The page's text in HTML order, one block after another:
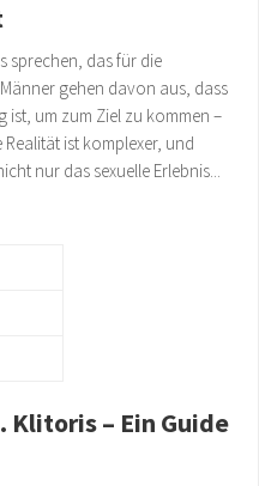
sprechen, das für die
gehen davon aus, dass
ist, um zum Ziel zu kommen –
ist komplexer, und
nur das sexuelle Erlebnis...
Klitoris – Ein Guide